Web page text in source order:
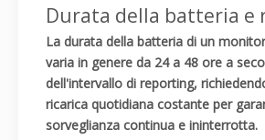
Durata della batteria e
La durata della batteria di un
varia in genere da 24 a 48 ore a
dell'intervallo di reporting,
ricarica quotidiana costante per
sorveglianza continua e ininterrotta.